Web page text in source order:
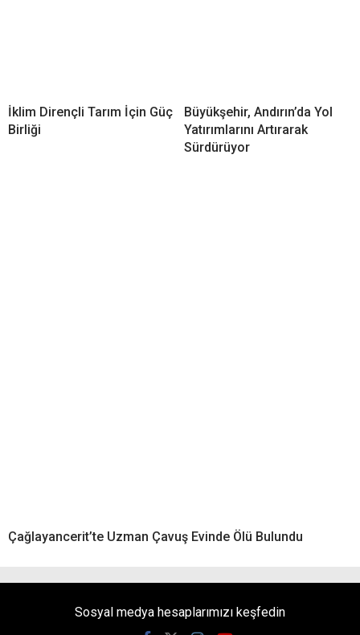
İklim Dirençli Tarım İçin Güç
Birliği
Büyükşehir, Andırın’da Yol
Yatırımlarını Artırarak
Sürdürüyor
Çağlayancerit’te Uzman Çavuş Evinde Ölü Bulundu
Sosyal medya hesaplarımızı keşfedin